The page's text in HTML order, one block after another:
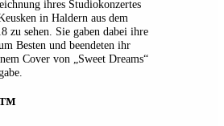
ihres Studiokonzertes
in Haldern aus dem
zu sehen. Sie gaben dabei ihre
Besten und beendeten ihr
Cover von „Sweet Dreams“